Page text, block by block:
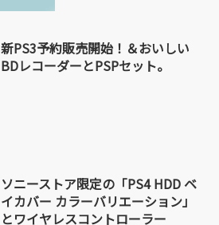
新PS3予約販売開始！＆おいしい
BDレコーダーとPSPセット。
ソニーストア限定の「PS4 HDD ベ
イカバー カラーバリエーション」
とワイヤレスコントローラー